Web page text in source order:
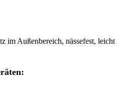
im Außenbereich, nässefest, leicht